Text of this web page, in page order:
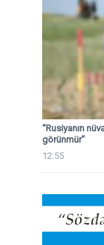
“Rusiyanın
görünmür”
12:55